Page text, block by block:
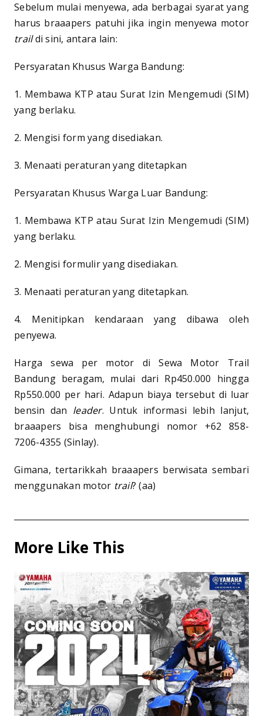
Sebelum mulai menyewa, ada berbagai syarat yang
harus braaapers patuhi jika ingin menyewa motor
traildi sini, antara lain:
Persyaratan Khusus Warga Bandung:
1. Membawa KTP atau Surat Izin Mengemudi (SIM)
yang berlaku.
2. Mengisi form yang disediakan.
3. Menaati peraturan yang ditetapkan
Persyaratan Khusus Warga Luar Bandung:
1. Membawa KTP atau Surat Izin Mengemudi (SIM)
yang berlaku.
2. Mengisi formulir yang disediakan.
3. Menaati peraturan yang ditetapkan.
4. Menitipkan kendaraan yang dibawa oleh
penyewa.
Harga sewa per motor di Sewa Motor Trail
Bandung beragam, mulai dari Rp450.000 hingga
Rp550.000 per hari. Adapun biaya tersebut di luar
bensin dan leader. Untuk informasi lebih lanjut,
braaapers bisa menghubungi nomor +62 858-
7206-4355 (Sinlay).
Gimana, tertarikkah braaapers berwisata sembari
menggunakan motor trail? (aa)
More Like This